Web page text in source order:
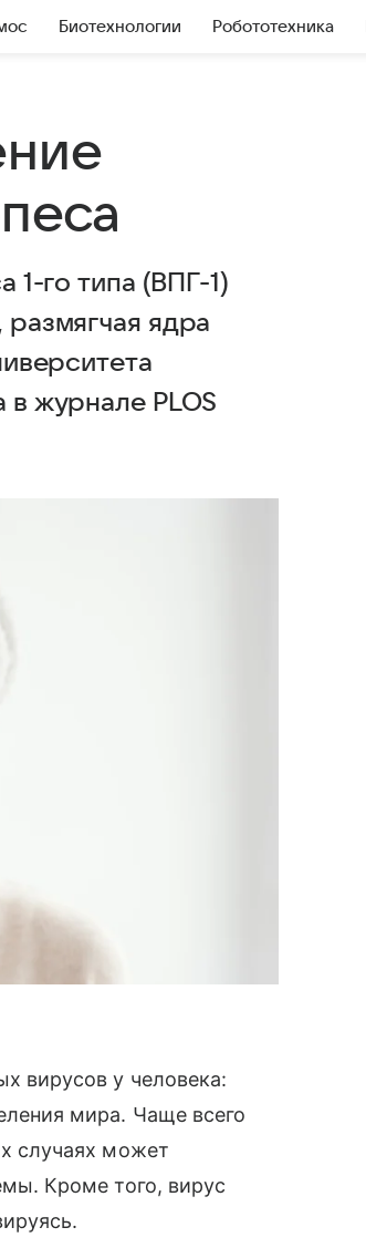
Биотехнологии Робототехника
1-го типа (ВПГ-1)
ядра
журнале PLOS
вирусов у человека:
мира. Чаще всего
случаях может
Кроме того, вирус